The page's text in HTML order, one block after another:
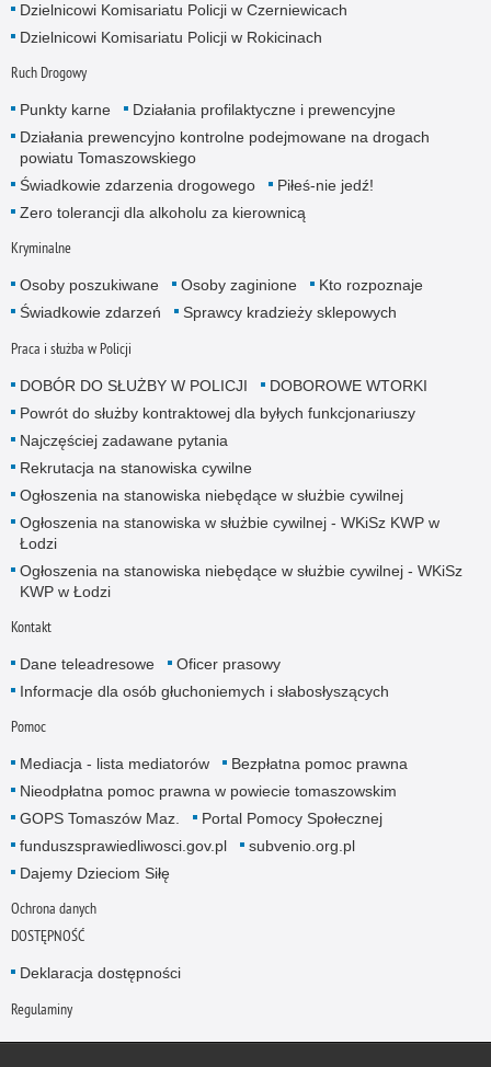
Dzielnicowi Komisariatu Policji w Czerniewicach
Dzielnicowi Komisariatu Policji w Rokicinach
Ruch Drogowy
Punkty karne
Działania profilaktyczne i prewencyjne
Działania prewencyjno kontrolne podejmowane na drogach
powiatu Tomaszowskiego
Świadkowie zdarzenia drogowego
Piłeś-nie jedź!
Zero tolerancji dla alkoholu za kierownicą
Kryminalne
Osoby poszukiwane Osoby zaginione
Kto rozpoznaje
Świadkowie zdarzeń
Sprawcy kradzieży sklepowych
Praca i służba w Policji
DOBÓR DO SŁUŻBY W POLICJI
DOBOROWE WTORKI
Powrót do służby kontraktowej dla byłych funkcjonariuszy
Najczęściej zadawane pytania
Rekrutacja na stanowiska cywilne
Ogłoszenia na stanowiska niebędące w służbie cywilnej
Ogłoszenia na stanowiska w służbie cywilnej - WKiSz KWP w
Łodzi
Ogłoszenia na stanowiska niebędące w służbie cywilnej - WKiSz
KWP w Łodzi
Kontakt
Dane teleadresowe
Oficer prasowy
Informacje dla osób głuchoniemych i słabosłyszących
Pomoc
Mediacja - lista mediatorów
Bezpłatna pomoc prawna
Nieodpłatna pomoc prawna w powiecie tomaszowskim
GOPS Tomaszów Maz.
Portal Pomocy Społecznej
funduszsprawiedliwosci.gov.pl
subvenio.org.pl
Dajemy Dzieciom Siłę
Ochrona danych
DOSTĘPNOŚĆ
Deklaracja dostępności
Regulaminy